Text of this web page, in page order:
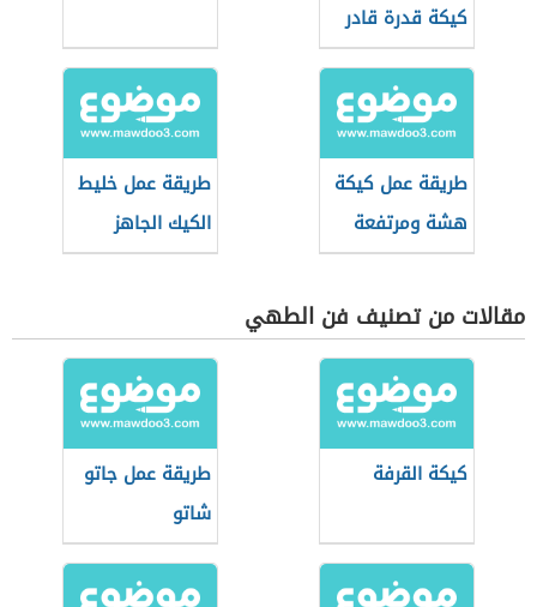
كيكة قدرة قادر
طريقة عمل كيكة
هشة ومرتفعة
طريقة عمل خليط
الكيك الجاهز
مقالات من تصنيف فن الطهي
كيكة القرفة
طريقة عمل جاتو
شاتو